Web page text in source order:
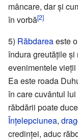
mâncare, dar și
în vorbă[2]
5) Răbdareaeste
îndura greutățile
evenimentele
Ea este roada
în care cuvântul
răbdării poate
Înțelepciunea,
credinței, aduc